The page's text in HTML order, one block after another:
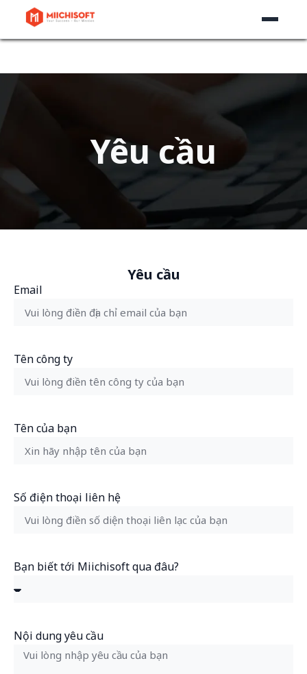
Yêu cầu
Yêu cầu
Email
Tên công ty
Tên của bạn
Số điện thoại liên hệ
Bạn biết tới Miichisoft qua đâu?
Nội dung yêu cầu